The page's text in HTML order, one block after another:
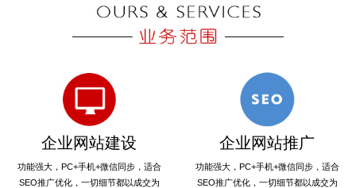
企业网站建设
功能强大，PC+手机+微信同步，适合
SEO推广优化，一切细节都以成交为
企业网站推广
功能强大，PC+手机+微信同步，适合
SEO推广优化，一切细节都以成交为